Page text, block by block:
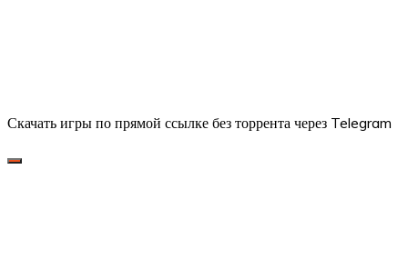
Скачать игры по прямой ссылке без торрента через Telegram